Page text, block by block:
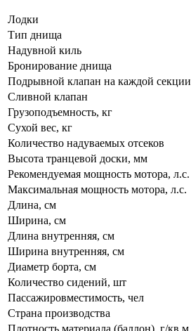
Лодки
Тип днища
Надувной киль
Бронирование днища
Подрывной клапан на каждой секции
Сливной клапан
Грузоподъемность, кг
Сухой вес, кг
Количество надуваемых отсеков
Высота транцевой доски, мм
Рекомендуемая мощность мотора, л.с.
Максимальная мощность мотора, л.с.
Длина, см
Ширина, см
Длина внутренняя, см
Ширина внутренняя, см
Диаметр борта, см
Количество сидений, шт
Пассажировместимость, чел
Страна производства
Плотность материала (баллон), г/кв.м